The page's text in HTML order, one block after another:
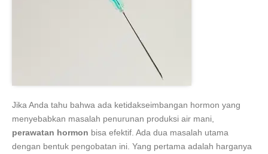
Jika Anda tahu bahwa ada ketidakseimbangan hormon yang
menyebabkan masalah penurunan produksi air mani,
perawatan hormon bisa efektif. Ada dua masalah utama
dengan bentuk pengobatan ini. Yang pertama adalah harganya